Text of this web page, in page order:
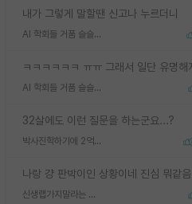
내가 그렇게 말할땐 신고나 누르더니
AI 학회들 거품 슬슬 지적이 나오네요
AI 학회들 거품 슬슬 지적이 나오네요
32살에도 이런 질문을 하는군요...?
박사진학하기에 2억은 괜찮은 (?) 정도의 경제력인가요
나랑 걍 판박이인 상황이네 진심 뭐같음
신생랩가지말라는 이유가 있었구나